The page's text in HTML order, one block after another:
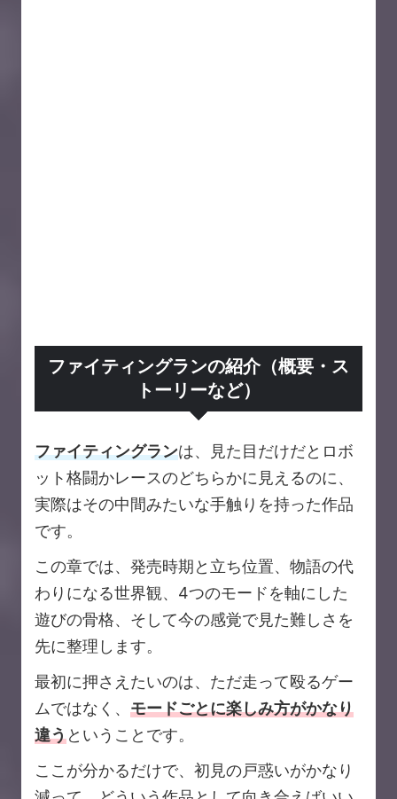
ファイティングランの紹介（概要・ス
トーリーなど）
ファイティングランは、見た目だけだとロボ
ット格闘かレースのどちらかに見えるのに、
実際はその中間みたいな手触りを持った作品
です。
この章では、発売時期と立ち位置、物語の代
わりになる世界観、4つのモードを軸にした
遊びの骨格、そして今の感覚で見た難しさを
先に整理します。
最初に押さえたいのは、ただ走って殴るゲー
ムではなく、 モードごとに楽しみ方がかなり
違うということです。
ここが分かるだけで、初見の戸惑いがかなり